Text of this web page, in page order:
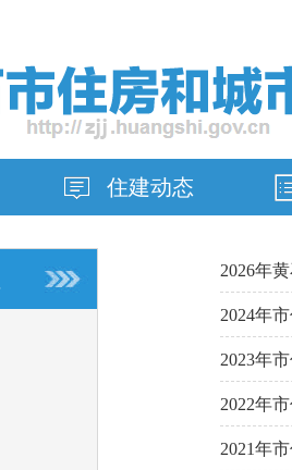
住建动态
2026年
2024年
2023年
2022年
2021年